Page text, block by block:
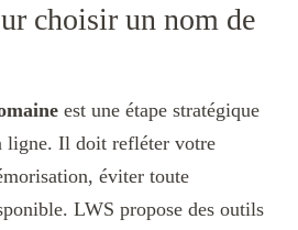
choisir un nom de
est une étape stratégique
ligne. Il doit refléter votre
éviter toute
LWS propose des outils